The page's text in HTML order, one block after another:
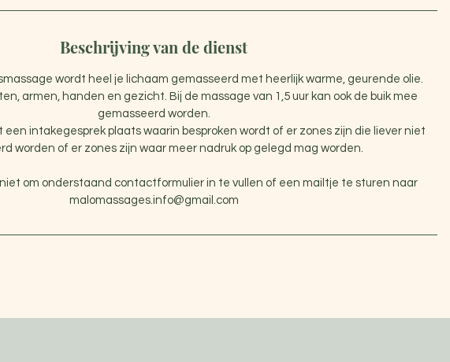
Beschrijving van de dienst
wordt heel je lichaam gemasseerd met heerlijk warme, geurende olie.
armen, handen en gezicht. Bij de massage van 1,5 uur kan ook de buik mee
gemasseerd worden.
een intakegesprek plaats waarin besproken wordt of er zones zijn die liever niet
worden of er zones zijn waar meer nadruk op gelegd mag worden.
om onderstaand contactformulier in te vullen of een mailtje te sturen naar
malomassages.info@gmail.com